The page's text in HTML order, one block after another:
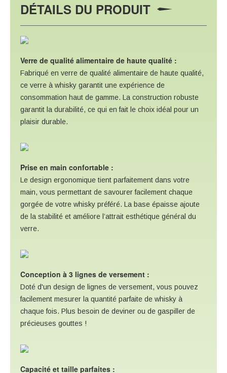
DÉTAILS DU PRODUIT
Verre de qualité alimentaire de haute qualité :
Fabriqué en verre de qualité alimentaire de haute qualité,
ce verre à whisky garantit une expérience de
consommation haut de gamme. La construction robuste
garantit la durabilité, ce qui en fait le choix idéal pour un
plaisir durable.
Prise en main confortable :
Le design ergonomique tient parfaitement dans votre
main, vous permettant de savourer facilement chaque
gorgée de votre whisky préféré. La base épaisse ajoute
de la stabilité et améliore l’attrait esthétique général du
verre.
Conception à 3 lignes de versement :
Doté d'un design de lignes de versement, vous pouvez
facilement mesurer la quantité parfaite de whisky à
chaque fois. Plus besoin de deviner ou de gaspiller de
précieuses gouttes !
Capacité et taille parfaites :